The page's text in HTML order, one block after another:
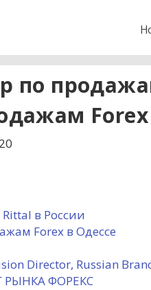
по
Forex
в России
Forex в Одессе
Director, Russian
РЫНКА ФОРЕКС